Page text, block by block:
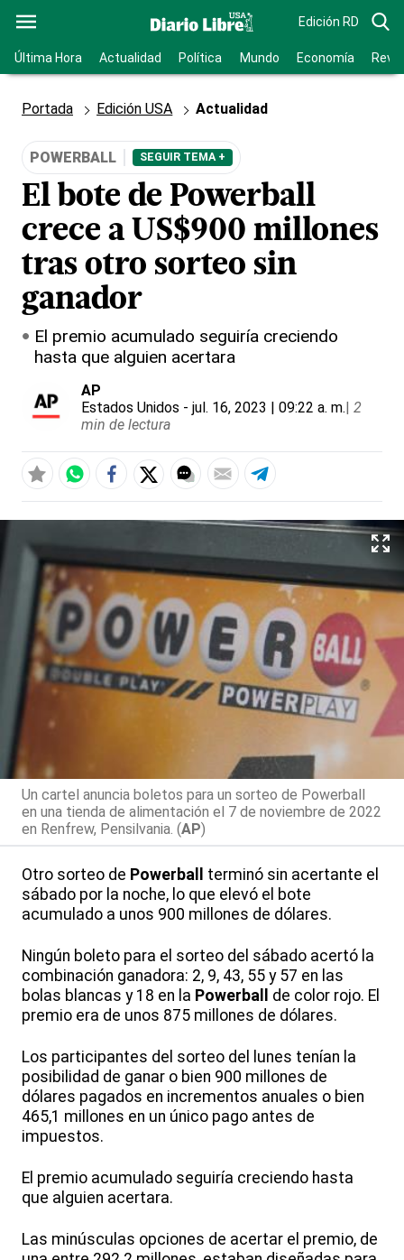
Edición RD
Última Hora Actualidad Política Mundo Economía
Portada Edición USA Actualidad
POWERBALL SEGUIR TEMA +
El bote de Powerball
crece a US$900 millones
tras otro sorteo sin
ganador
El premio acumulado seguiría creciendo
hasta que alguien acertara
AP
Estados Unidos - jul. 16, 2023 | 09:22 a. m.| 2
min de lectura
Un cartel anuncia boletos para un sorteo de Powerball
en una tienda de alimentación el 7 de noviembre de 2022
en Renfrew, Pensilvania. (AP)
Otro sorteo de Powerball
terminó sin acertante el
sábado por la noche, lo que elevó el bote
acumulado a unos 900 millones de dólares.
Ningún boleto para el sorteo del sábado acertó la
combinación ganadora: 2, 9, 43, 55 y 57 en las
bolas blancas y 18 en la Powerball
de color rojo. El
premio era de unos 875 millones de dólares.
Los participantes del sorteo del lunes tenían la
posibilidad de ganar o bien 900 millones de
dólares pagados en incrementos anuales o bien
465,1 millones en un único pago antes de
impuestos.
El premio acumulado seguiría creciendo hasta
que alguien acertara.
Las minúsculas opciones de acertar el premio, de